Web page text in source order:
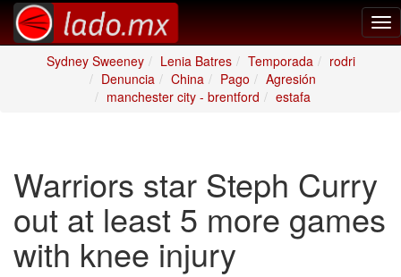
Sydney Sweeney
Lenia Batres Temporada
rodri
Denuncia
China Pago
Agresión
manchester city - brentford
estafa
Warriors star Steph Curry
out at least 5 more games
with knee injury